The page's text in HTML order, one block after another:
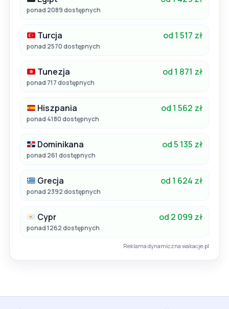
ponad 2089 dostępnych
Turcja od 1 517 zł
ponad 2570 dostępnych
Tunezja od 1 871 zł
ponad 717 dostępnych
Hiszpania od 1 562 zł
ponad 4180 dostępnych
Dominikana od 5 135 zł
ponad 261 dostępnych
Grecja od 1 624 zł
ponad 2392 dostępnych
Cypr od 2 099 zł
ponad 1262 dostępnych
Reklama dynamiczna wakacje.pl